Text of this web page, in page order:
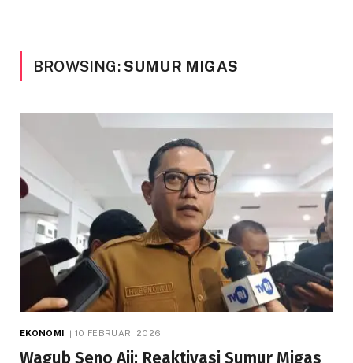
BROWSING:SUMUR MIGAS
EKONOMI 10 FEBRUARI 2026
Wagub Seno Aji: Reaktivasi Sumur Migas